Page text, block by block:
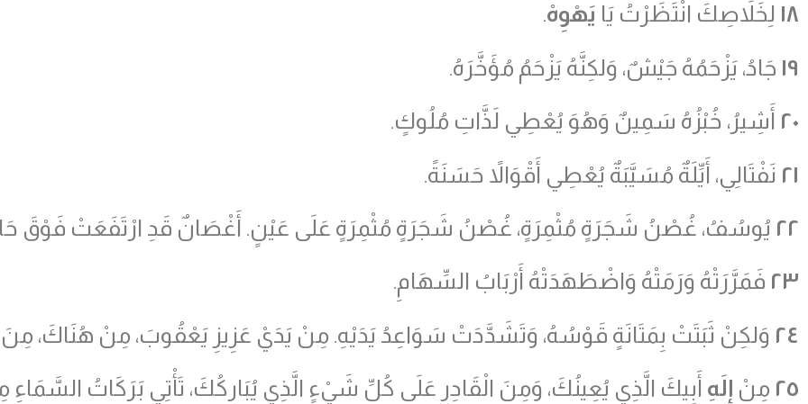
١٨ لِخَلاَصِكَ انْتَظَرْتُ يَا يَهْوِهْ.
١٩ جَادُ، يَزْحَمُهُ جَيْشٌ، وَلكِنَّهُ يَزْحَمُ مُؤَخَّرَهُ.
٢٠ أَشِيرُ، خُبْزُهُ سَمِينٌ وَهُوَ يُعْطِي لَذَّاتِ مُلُوكٍ.
٢١ نَفْتَالِي، أَيِّلَةٌ مُسَيَّبَةٌ يُعْطِي أَقْوَالاً حَسَنَةً.
٢٢ يُوسُفُ، غُصْنُ شَجَرَةٍ مُثْمِرَةٍ، غُصْنُ شَجَرَةٍ مُثْمِرَةٍ عَلَى عَيْنٍ. أَغْصَانٌ قَدِ ارْتَفَعَتْ فَوْقَ
٢٣ فَمَرَّرَتْهُ وَرَمَتْهُ وَاضْطَهَدَتْهُ أَرْبَابُ السِّهَامِ.
٢٤ وَلكِنْ ثَبَتَتْ بِمَتَانَةٍ قَوْسُهُ، وَتَشَدَّدَتْ سَوَاعِدُ يَدَيْهِ. مِنْ يَدَيْ عَزِيزِ يَعْقُوبَ، مِنْ هُنَاكَ، مِنَ
٢٥ مِنْ إِلَهِ أَبِيكَ الَّذِي يُعِينُكَ، وَمِنَ الْقَادِرِ عَلَى كُلِّ شَيْءٍ الَّذِي يُبَارِكُكَ، تَأْتِي بَرَكَاتُ السَّمَاءِ